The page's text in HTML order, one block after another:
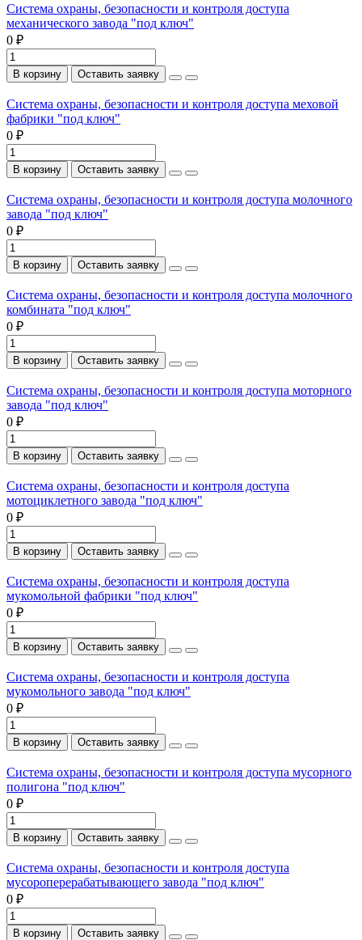
Система охраны, безопасности и контроля доступа
механического завода "под ключ"
0 ₽
В корзину Оставить заявку
Система охраны, безопасности и контроля доступа меховой
фабрики "под ключ"
0 ₽
В корзину Оставить заявку
Система охраны, безопасности и контроля доступа молочного
завода "под ключ"
0 ₽
В корзину Оставить заявку
Система охраны, безопасности и контроля доступа молочного
комбината "под ключ"
0 ₽
В корзину Оставить заявку
Система охраны, безопасности и контроля доступа моторного
завода "под ключ"
0 ₽
В корзину Оставить заявку
Система охраны, безопасности и контроля доступа
мотоциклетного завода "под ключ"
0 ₽
В корзину Оставить заявку
Система охраны, безопасности и контроля доступа
мукомольной фабрики "под ключ"
0 ₽
В корзину Оставить заявку
Система охраны, безопасности и контроля доступа
мукомольного завода "под ключ"
0 ₽
В корзину Оставить заявку
Система охраны, безопасности и контроля доступа мусорного
полигона "под ключ"
0 ₽
В корзину Оставить заявку
Система охраны, безопасности и контроля доступа
мусороперерабатывающего завода "под ключ"
0 ₽
В корзину Оставить заявку